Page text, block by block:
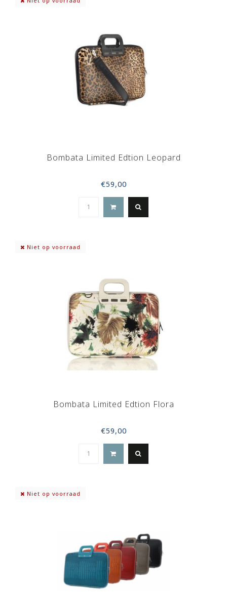
Bombata Limited Edtion Leopard
€59,00
Niet op voorraad
Bombata Limited Edtion Flora
€59,00
Niet op voorraad